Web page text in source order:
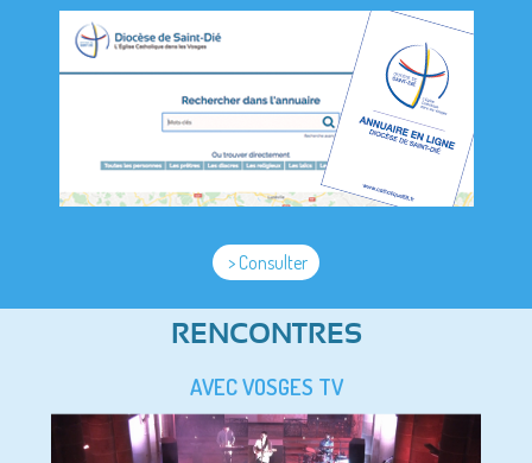
> Consulter
RENCONTRES
AVEC VOSGES TV